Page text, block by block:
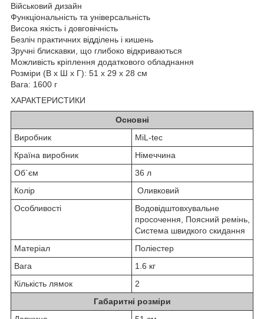
Військовий дизайн
Функціональність та універсальність
Висока якість і довговічність
Безліч практичних відділень і кишень
Зручні блискавки, що глибоко відкриваються
Можливість кріплення додаткового обладнання
Розміри (В x Ш x Г): 51 x 29 x 28 см
Вага: 1600 г
ХАРАКТЕРИСТИКИ
Основні
Виробник
MiL-tec
Країна виробник
Німеччина
Об`єм
36 л
Колір
Оливковий
Особливості
Водовідштовхувальне
просочення, Поясний ремінь,
Система швидкого скидання
Матеріал
Поліестер
Вага
1.6 кг
Кількість лямок
2
Габаритні розміри